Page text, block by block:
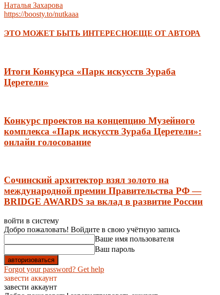
Наталья Захарова
https://boosty.to/nutkaaa
ЭТО МОЖЕТ БЫТЬ ИНТЕРЕСНОЕЩЕ ОТ АВТОРА
Итоги Конкурса «Парк искусств Зураба
Церетели»
Конкурс проектов на концепцию Музейного
комплекса «Парк искусств Зураба Церетели»:
онлайн голосование
Сочинский архитектор взял золото на
международной премии Правительства РФ —
BRIDGE AWARDS за вклад в развитие России
войти в систему
Добро пожаловать! Войдите в свою учётную запись
Ваше имя пользователя
Ваш пароль
Forgot your password? Get help
завести аккаунт
завести аккаунт